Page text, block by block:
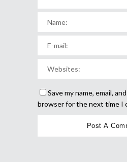
Save my name, email,
browser for the next time I